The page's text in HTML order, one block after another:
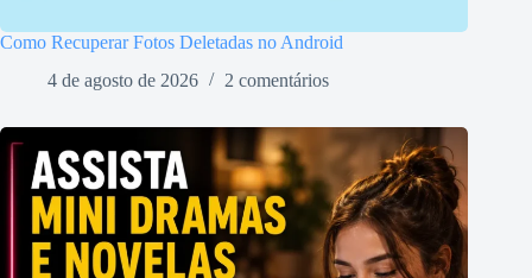
Como Recuperar Fotos Deletadas no Android
4 de agosto de 2026
2 comentários